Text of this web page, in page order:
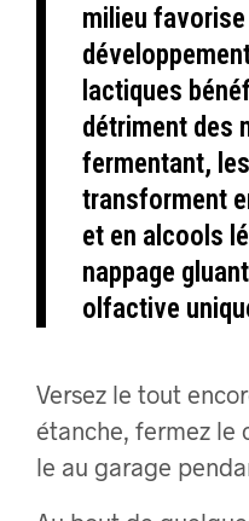
milieu
lactiques
détriment des
fermentant,
transforment
et en alcools
nappage
olfactive
Versez le tout
étanche, fermez le
le au garage